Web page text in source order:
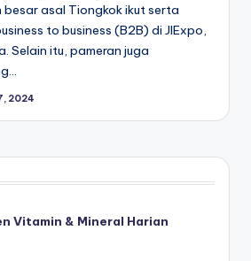
asal Tiongkok ikut serta
to business (B2B) di JIExpo,
Selain itu, pameran juga
2024
Vitamin & Mineral Harian